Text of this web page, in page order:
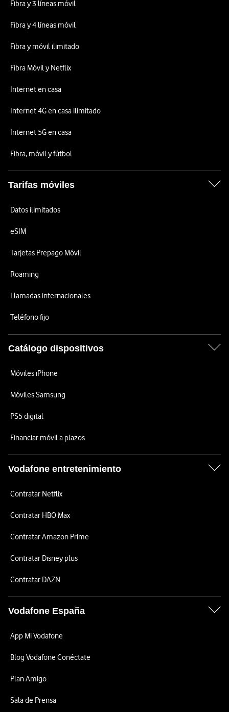
Fibra y 3 líneas móvil
Fibra y 4 líneas móvil
Fibra y móvil ilimitado
Fibra Móvil y Netflix
Internet en casa
Internet 4G en casa ilimitado
Internet 5G en casa
Fibra, móvil y fútbol
Tarifas móviles
Datos ilimitados
eSIM
Tarjetas Prepago Móvil
Roaming
Llamadas internacionales
Teléfono fijo
Catálogo dispositivos
Móviles iPhone
Móviles Samsung
PS5 digital
Financiar móvil a plazos
Vodafone entretenimiento
Contratar Netflix
Contratar HBO Max
Contratar Amazon Prime
Contratar Disney plus
Contratar DAZN
Vodafone España
App Mi Vodafone
Blog Vodafone Conéctate
Plan Amigo
Sala de Prensa